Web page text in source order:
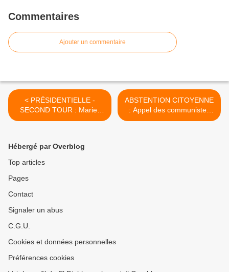
Commentaires
Ajouter un commentaire
< PRÉSIDENTIELLE -
SECOND TOUR : Marie-
France GARAUD, gaulliste
ABSTENTION CITOYENNE
: Appel des communistes
du PRCF pour le second
Hébergé par Overblog
Top articles
Pages
Contact
Signaler un abus
C.G.U.
Cookies et données personnelles
Préférences cookies